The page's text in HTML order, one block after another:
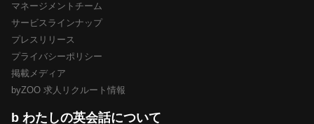
マネージメントチーム
サービスラインナップ
プレスリリース
プライバシーポリシー
掲載メディア
byZOO 求人リクルート情報
b わたしの英会話について